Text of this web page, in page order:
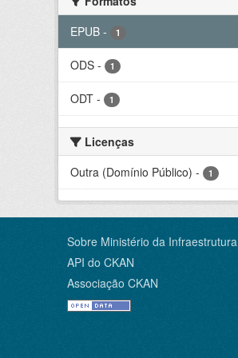
EPUB - 1
ODS - 1
ODT - 1
Licenças
Outra (Domínio Público) - 1
Sobre Ministério da Infraestrutura
API do CKAN
Associação CKAN